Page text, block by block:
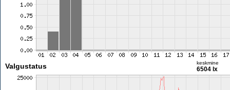
Valgustatus keskmine
6504 lx